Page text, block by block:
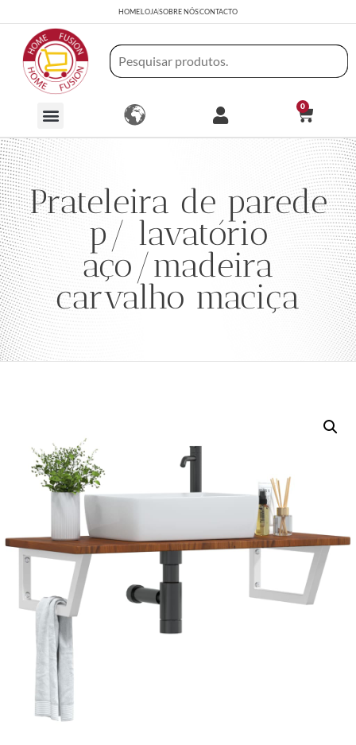
HOMELOJASOBRE NÓSCONTACTO
0
Prateleira de parede
p/ lavatório
aço/madeira
carvalho maciça